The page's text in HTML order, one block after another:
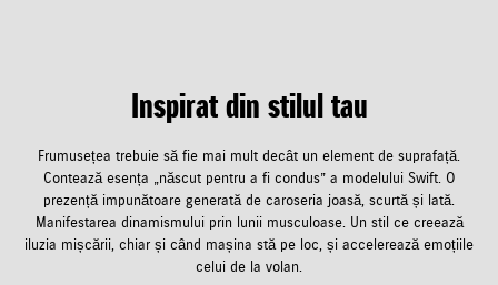
Inspirat din stilul tau
Frumusețea trebuie să fie mai mult decât un element de suprafață.
Contează esența „născut pentru a fi condus” a modelului Swift. O
prezență impunătoare generată de caroseria joasă, scurtă și lată.
Manifestarea dinamismului prin lunii musculoase. Un stil ce creează
iluzia mișcării, chiar și când mașina stă pe loc, și accelerează emoțiile
celui de la volan.